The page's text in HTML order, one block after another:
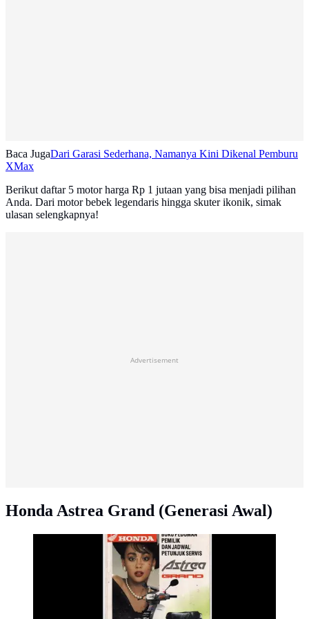
Baca JugaDari Garasi Sederhana, Namanya Kini Dikenal Pemburu
XMax
Berikut daftar 5 motor harga Rp 1 jutaan yang bisa menjadi pilihan
Anda. Dari motor bebek legendaris hingga skuter ikonik, simak
ulasan selengkapnya!
Advertisement
Honda Astrea Grand (Generasi Awal)
Honda Astrea Grand sempat menjadi motor sejuta umat
pada masanya. (Foto: Otosia.com)